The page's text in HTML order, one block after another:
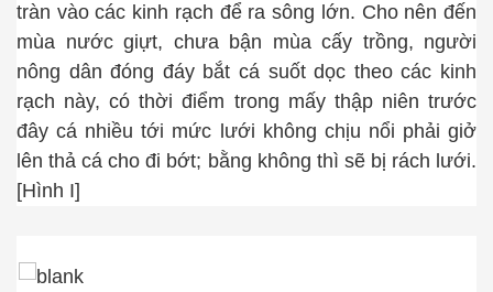
tràn vào các kinh rạch để ra sông lớn. Cho nên đến
mùa nước giựt, chưa bận mùa cấy trồng, người
nông dân đóng đáy bắt cá suốt dọc theo các kinh
rạch này, có thời điểm trong mấy thập niên trước
đây cá nhiều tới mức lưới không chịu nổi phải giở
lên thả cá cho đi bớt; bằng không thì sẽ bị rách lưới.
[Hình I]